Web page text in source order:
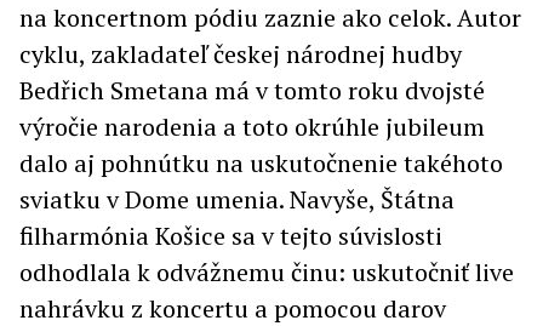
na koncertnom pódiu zaznie ako celok. Autor
cyklu, zakladateľ českej národnej hudby
Bedřich Smetana má v tomto roku dvojsté
výročie narodenia a toto okrúhle jubileum
dalo aj pohnútku na uskutočnenie takéhoto
sviatku v Dome umenia. Navyše, Štátna
filharmónia Košice sa v tejto súvislosti
odhodlala k odvážnemu činu: uskutočniť live
nahrávku z koncertu a pomocou darov